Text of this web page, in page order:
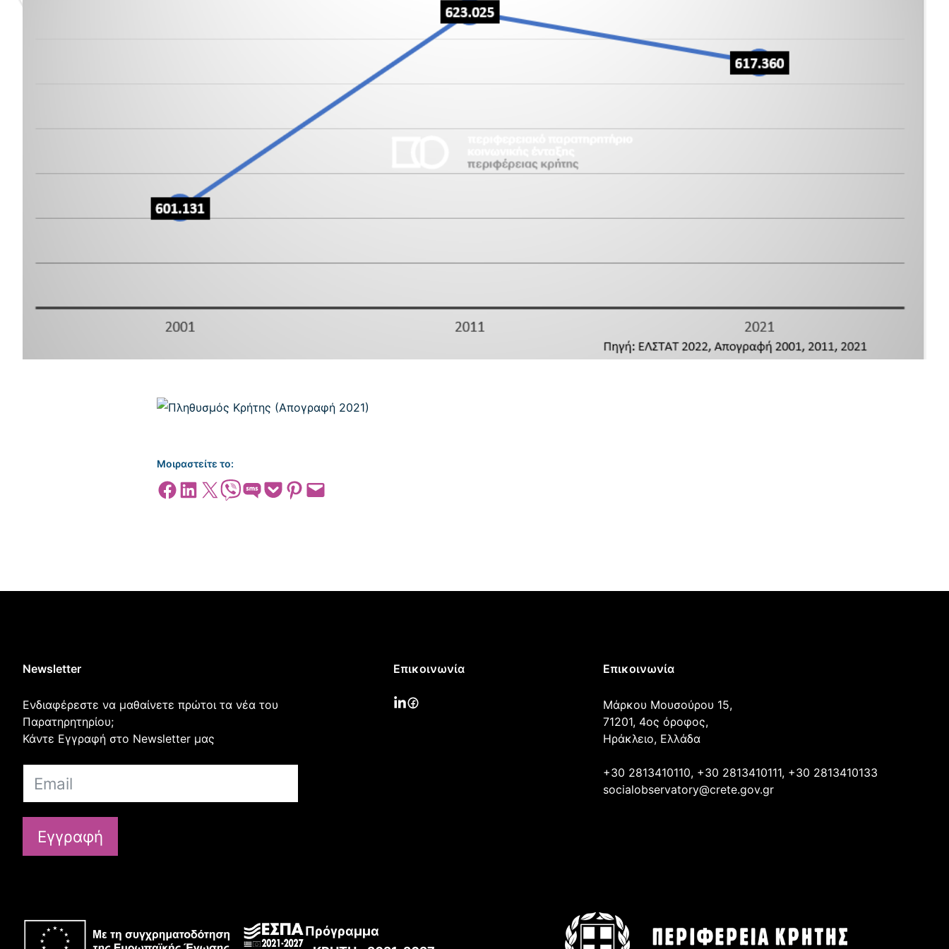
Μοιραστείτε το:
Share on Facebook
Share on LinkedIn
Share on X Share on ViberShare on SMSShare on Pocket
Share on Pinterest
Email this Page
Newsletter
Ενδιαφέρεστε να μαθαίνετε πρώτοι τα νέα του
Παρατηρητηρίου;
Κάντε Εγγραφή στο Newsletter μας
Εγγραφή
Επικοινωνία Επικοινωνία
Μάρκου Μουσούρου 15,
71201, 4ος όροφος,
Ηράκλειο, Ελλάδα
+30 2813410110, +30 2813410111, +30 2813410133
socialobservatory@crete.gov.gr
Πρόγραμμα